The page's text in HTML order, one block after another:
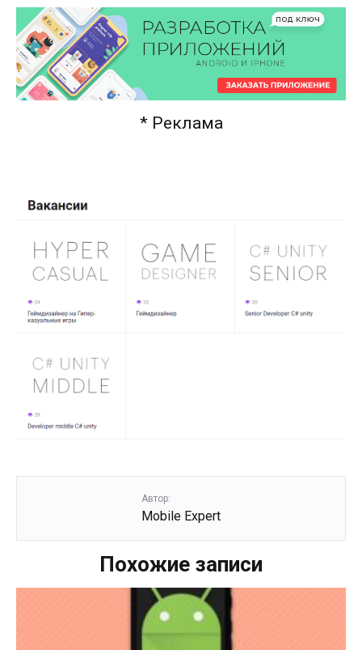
* Реклама
Автор:
Mobile Expert
Похожие записи